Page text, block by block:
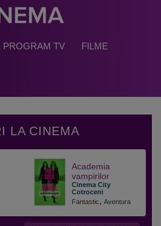
PROGRAM TV FILME
Academia
vampirilor
Cinema City
Cotroceni
Fantastic, Aventura